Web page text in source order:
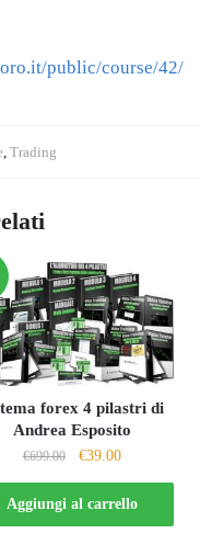
public/course/42/
, Trading
forex 4 pilastri di
Andrea Esposito
€699.00
Il
prezzo
originale
era:
€39.00Il
prezzo
attuale
è:
Aggiungi al carrello